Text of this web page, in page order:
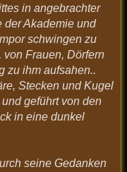
in angebrachter
der Akademie und
schwingen zu
von Frauen, Dörfern
zu ihm aufsahen..
Stecken und Kugel
geführt von den
in eine dunkel
seine Gedanken